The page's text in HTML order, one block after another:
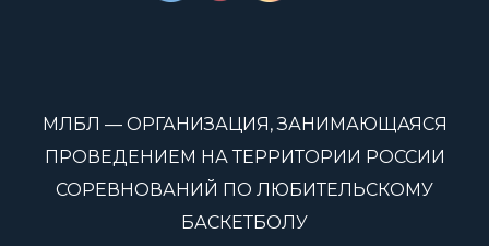
МЛБЛ — ОРГАНИЗАЦИЯ, ЗАНИМАЮЩАЯСЯ
ПРОВЕДЕНИЕМ НА ТЕРРИТОРИИ РОССИИ
СОРЕВНОВАНИЙ ПО ЛЮБИТЕЛЬСКОМУ
БАСКЕТБОЛУ